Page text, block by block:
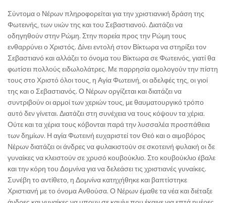
Σύντομα ο Νέρων πληροφορείται για την χριστιανική δράση της
Φωτεινής, των υιών της και του Σεβαστιανού. Διατάζει να
οδηγηθούν στην Ρώμη. Στην πορεία προς την Ρώμη τους
ενθαρρύνει ο Χριστός. Δίνει εντολή στον Βίκτωρα να στηρίξει τον
Σεβαστιανό και αλλάζει το όνομα του Βίκτωρα σε Φωτεινός, γιατί θα
φωτίσει πολλούς ειδωλολάτρες. Με παρρησία ομολογούν την πίστη
τους στο Χριστό όλοι τους, η Αγία Φωτεινή, οι αδελφές της, οι γιοί
της και ο Σεβαστιανός. Ο Νέρων οργίζεται και διατάζει να
συντριβούν οι αρμοί των χεριών τους, με θαυματουργικό τρόπο
αυτό δεν γίνεται. Διατάζει στη συνέχεια να τους κόψουν τα χέρια.
Ούτε και τα χέρια τους κόβονται παρά την λυσσαλέα προσπάθεια
των δημίων. Η αγία Φωτεινή ευχαριστεί τον Θεό και ο αιμοβόρος
Νέρων διατάζει οι άνδρες να φυλακιστούν σε σκοτεινή φυλακή οι δε
γυναίκες να κλειστούν σε χρυσό κουβούκλιο. Στο κουβούκλιο έβαλε
και την κόρη του Δομνίνα για να δελεάσει τις χριστιανές γυναίκες.
Συνέβη το αντίθετο, η Δομνίνα κατηχήθηκε και βαπτίστηκε
Χριστιανή με το όνομα Ανθούσα. Ο Νέρων έμαθε τα νέα και διέταξε